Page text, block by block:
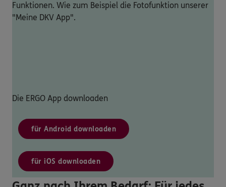
Funktionen. Wie zum Beispiel die Fotofunktion unserer
"Meine DKV App".
Die ERGO App downloaden
für Android downloaden
für iOS downloaden